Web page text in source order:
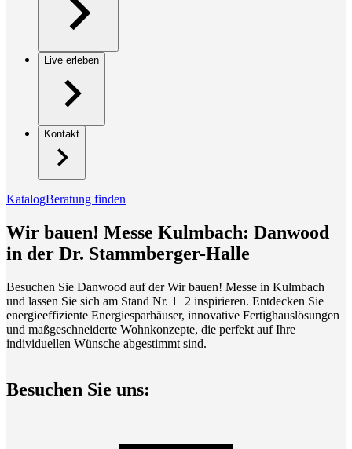
Live erleben
Kontakt
KatalogBeratung finden
Wir bauen! Messe Kulmbach: Danwood
in der Dr. Stammberger-Halle
Besuchen Sie Danwood auf der Wir bauen! Messe in Kulmbach
und lassen Sie sich am Stand Nr. 1+2 inspirieren. Entdecken Sie
energieeffiziente Energiesparhäuser, innovative Fertighauslösungen
und maßgeschneiderte Wohnkonzepte, die perfekt auf Ihre
individuellen Wünsche abgestimmt sind.
Besuchen Sie uns: